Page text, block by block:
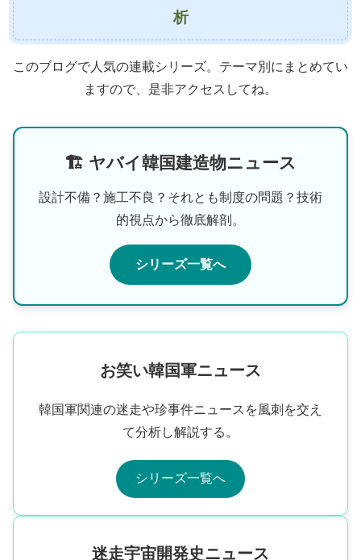
析
このブログで人気の連載シリーズ。テーマ別にまとめてい
ますので、是非アクセスしてね。
🏗 ヤバイ韓国建造物ニュース
設計不備？施工不良？それとも制度の問題？技術
的視点から徹底解剖。
シリーズ一覧へ
お笑い韓国軍ニュース
韓国軍関連の迷走や珍事件ニュースを風刺を交え
て分析し解説する。
シリーズ一覧へ
迷走宇宙開発史ニュース